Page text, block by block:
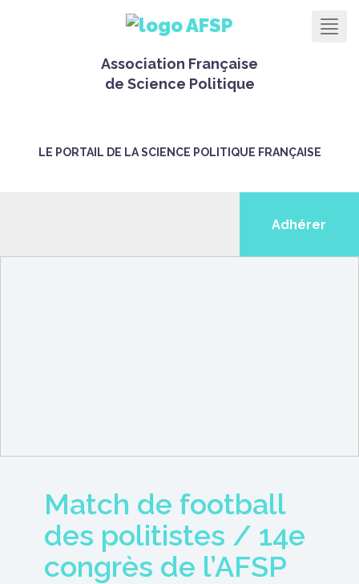
Association Française
de Science Politique
LE PORTAIL DE LA SCIENCE POLITIQUE FRANÇAISE
Adhérer
Match de football
des politistes / 14e
congrès de l’AFSP